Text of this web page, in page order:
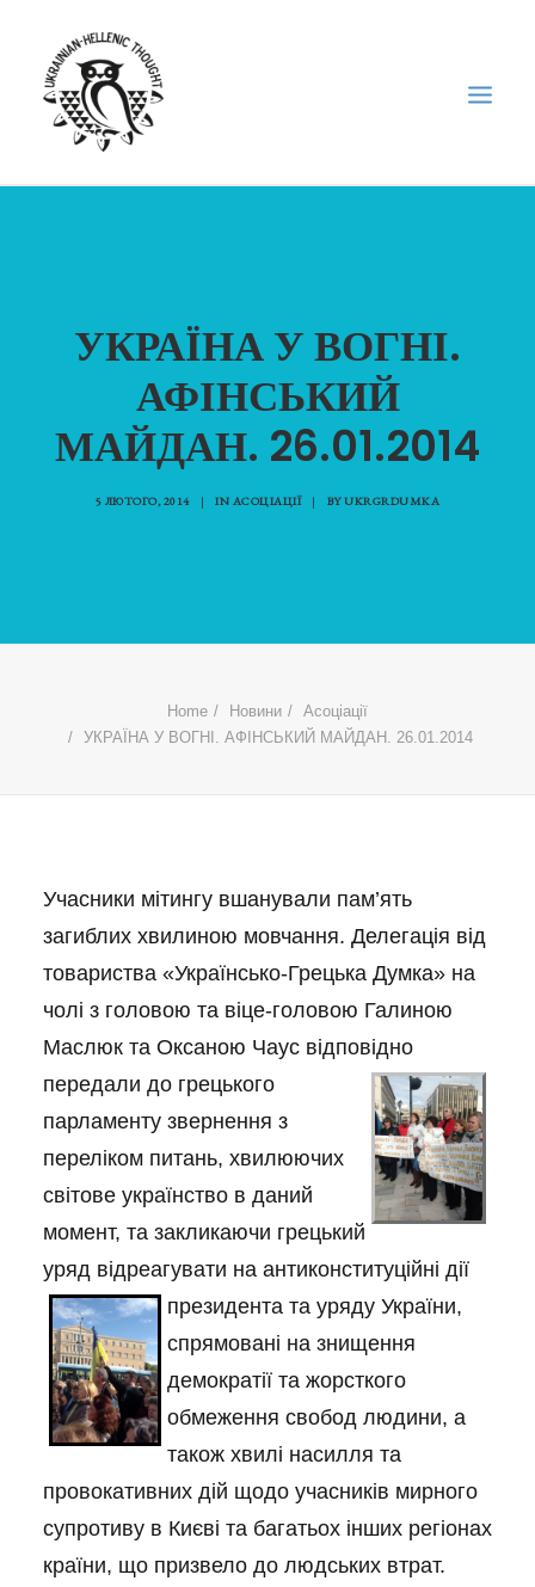
ФОРУМ УКРАЇНСЬКОЇ ДІАСПОРИ В ГРЕЦІЇ
“ВІСНИК”/”ΑΓΓΕΛΙΑΦΌΡΟΣ”
УКРАЇНА У ВОГНІ.
АФІНСЬКИЙ
МАЙДАН. 26.01.2014
5 ЛЮТОГО, 2014 | IN АСОЦІАЦІЇ | BYUKRGRDUMKA
Home Новини
Асоціації
УКРАЇНА У ВОГНІ. АФІНСЬКИЙ МАЙДАН. 26.01.2014
Учасники мітингу вшанували пам’ять
загиблих хвилиною мовчання. Делегація від
товариства «Українсько-Грецька Думка» на
чолі з головою та віце-головою Галиною
Маслюк та Оксаною Чаус відповідно
передали до грецького
парламенту звернення з
переліком питань, хвилюючих
світове українство в даний
момент, та закликаючи грецький
уряд відреагувати на антиконституційні дії
президента та уряду України,
спрямовані на знищення
демократії та жорсткого
обмеження свобод людини, а
також хвилі насилля та
провокативних дій щодо учасників мирного
супротиву в Києві та багатьох інших регіонах
країни, що призвело до людських втрат.